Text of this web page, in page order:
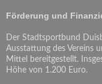
Förderung und
Der Stadtsportbund
Ausstattung des Vereins
Mittel bereitgestellt.
Höhe von 1.200 Euro.